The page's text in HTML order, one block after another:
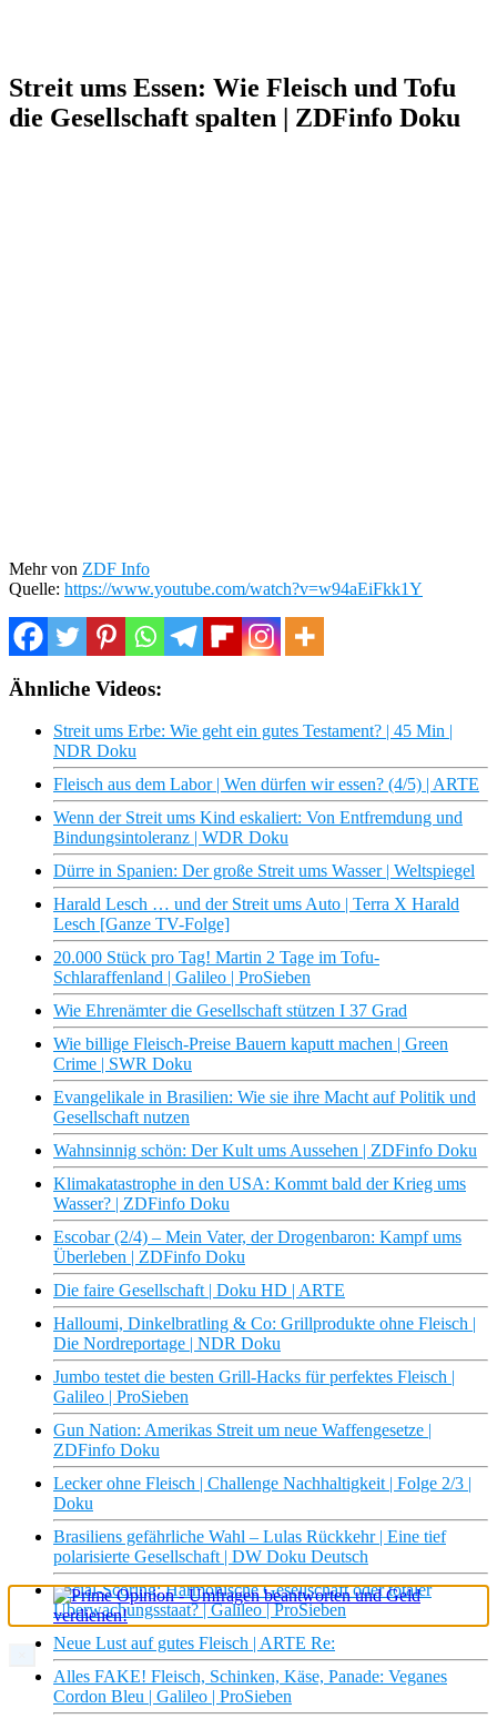
Streit ums Essen: Wie Fleisch und Tofu
die Gesellschaft spalten | ZDFinfo Doku
Mehr von ZDF Info
Quelle: https://www.youtube.com/watch?v=w94aEiFkk1Y
Ähnliche Videos:
Streit ums Erbe: Wie geht ein gutes Testament? | 45 Min |
NDR Doku
Fleisch aus dem Labor | Wen dürfen wir essen? (4/5) | ARTE
Wenn der Streit ums Kind eskaliert: Von Entfremdung und
Bindungsintoleranz | WDR Doku
Dürre in Spanien: Der große Streit ums Wasser | Weltspiegel
Harald Lesch … und der Streit ums Auto | Terra X Harald
Lesch [Ganze TV-Folge]
20.000 Stück pro Tag! Martin 2 Tage im Tofu-
Schlaraffenland | Galileo | ProSieben
Wie Ehrenämter die Gesellschaft stützen I 37 Grad
Wie billige Fleisch-Preise Bauern kaputt machen | Green
Crime | SWR Doku
Evangelikale in Brasilien: Wie sie ihre Macht auf Politik und
Gesellschaft nutzen
Wahnsinnig schön: Der Kult ums Aussehen | ZDFinfo Doku
Klimakatastrophe in den USA: Kommt bald der Krieg ums
Wasser? | ZDFinfo Doku
Escobar (2/4) – Mein Vater, der Drogenbaron: Kampf ums
Überleben | ZDFinfo Doku
Die faire Gesellschaft | Doku HD | ARTE
Halloumi, Dinkelbratling & Co: Grillprodukte ohne Fleisch |
Die Nordreportage | NDR Doku
Jumbo testet die besten Grill-Hacks für perfektes Fleisch |
Galileo | ProSieben
Gun Nation: Amerikas Streit um neue Waffengesetze |
ZDFinfo Doku
Lecker ohne Fleisch | Challenge Nachhaltigkeit | Folge 2/3 |
Doku
Brasiliens gefährliche Wahl – Lulas Rückkehr | Eine tief
polarisierte Gesellschaft | DW Doku Deutsch
Social-Scoring: Harmonische Gesellschaft oder totaler
Überwachungsstaat? | Galileo | ProSieben
Neue Lust auf gutes Fleisch | ARTE Re:
Alles FAKE! Fleisch, Schinken, Käse, Panade: Veganes
Cordon Bleu | Galileo | ProSieben